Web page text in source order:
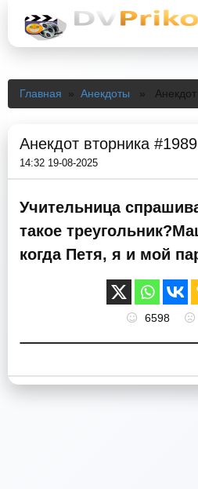
Главная » Анекдоты » Анекдот
Анекдот вторника
14:32 19-08-2025
Учительница
такое
когда Петя, я и мой
6598